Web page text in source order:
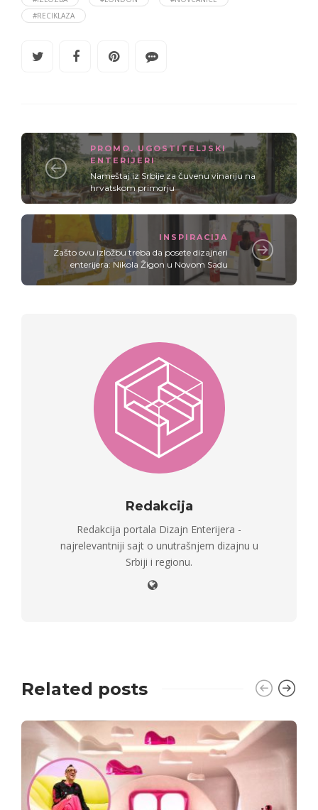
#RECIKLAZA
PROMO , UGOSTITELJSKI
ENTERIJERI
Nameštaj iz Srbije za čuvenu vinariju na
hrvatskom primorju
INSPIRACIJA
Zašto ovu izložbu treba da posete dizajneri
enterijera: Nikola Žigon u Novom Sadu
Redakcija
Redakcija portala Dizajn Enterijera -
najrelevantniji sajt o unutrašnjem dizajnu u
Srbiji i regionu.
Related posts